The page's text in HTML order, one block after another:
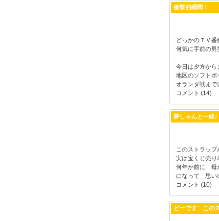
衝撃的瞬間！
どっかのＴＶ番
何気に手前の男
今日は夕方から
地区のソフトボ
オランダ戦ま
コメント (14)
夢しゃんと一緒♪
このストラッ
実は宝くじ売り
何年か前に 母
になって 思い
コメント (10)
どーです この